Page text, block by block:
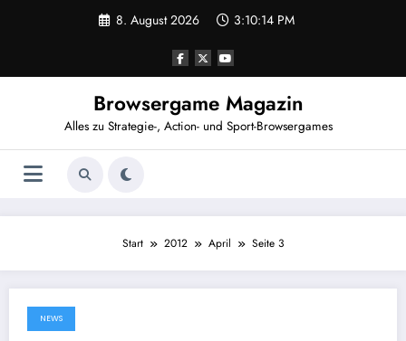
8. August 2026 3:10:15 PM
Browsergame Magazin
Alles zu Strategie-, Action- und Sport-Browsergames
Start 2012 April Seite 3
20. April 2012
NEWS